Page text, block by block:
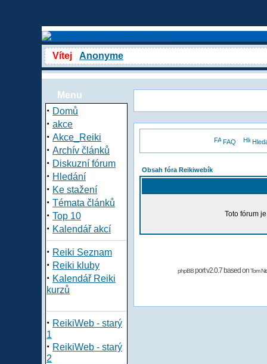
Vítej Anonyme
Menu
· Domů
· akce
· Akce_Reiki
· Archív článků
· Diskuzní fórum
· Hledání
· Ke stažení
· Témata článků
· Top 10
· Kalendář akcí
· Reiki Seznam
· Reiki kluby
· Kalendář Reiki
kurzů
· ReikiWeb - starý
1
· ReikiWeb - starý
2
FAQ
Obsah fóra Reikiwebík
Toto fórum
phpBBport v2.0.7 based onTom